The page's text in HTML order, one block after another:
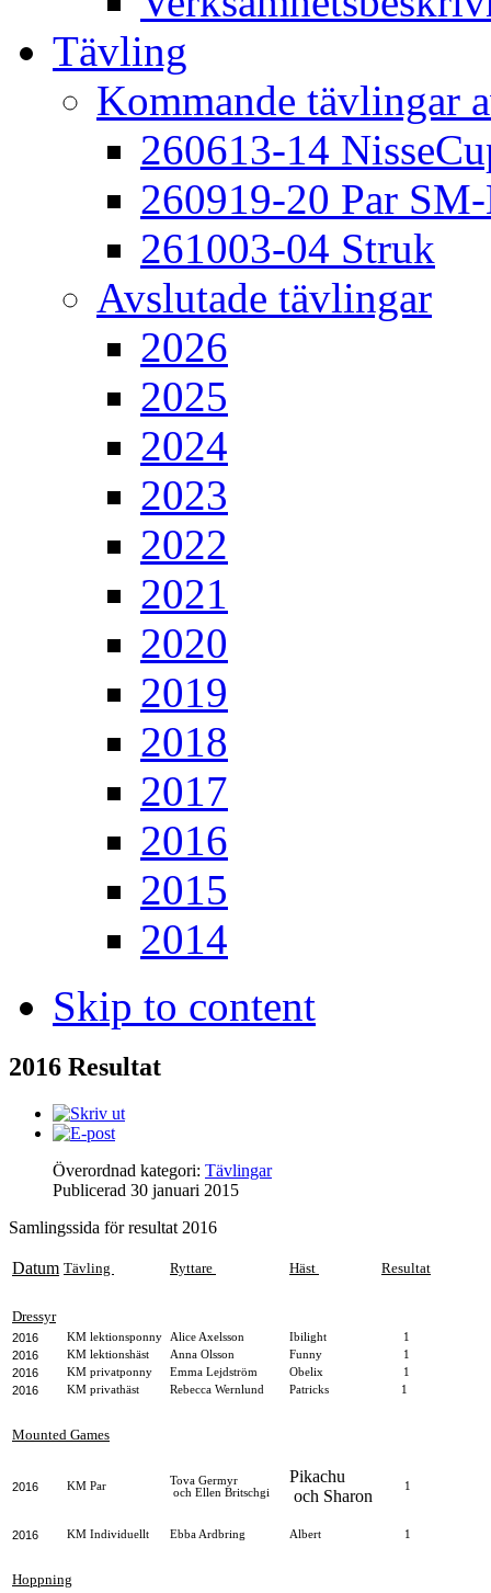
Tävling
Kommande tävlingar
260613-14
260919-20 Par
261003-04 Struk
Avslutade tävlingar
2026
2025
2024
2023
2022
2021
2020
2019
2018
2017
2016
2015
2014
Skip to content
2016 Resultat
Överordnad kategori: Tävlingar
Publicerad 30 januari 2015
Samlingssida för resultat 2016
Datum Tävling Ryttare Häst Resultat
Dressyr
2016 KM lektionsponny Alice Axelsson Ibilight 1
2016 KM lektionshäst Anna Olsson Funny 1
2016 KM privatponny Emma Lejdström Obelix 1
2016 KM privathäst Rebecca Wernlund Patricks 1
Mounted Games
2016 KM Par
Tova Germyr
och Ellen Britschgi
Pikachu
och Sharon
1
2016 KM Individuellt Ebba Ardbring Albert 1
Hoppning